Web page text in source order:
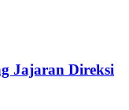
Jajaran Direksi